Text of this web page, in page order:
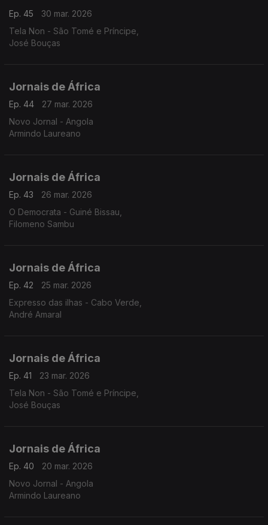
Ep. 45
30 mar. 2026
Tela Non - São Tomé e Príncipe,
José Bouças
Jornais de África
Ep. 44
27 mar. 2026
Novo Jornal - Angola
Armindo Laureano
Jornais de África
Ep. 43
26 mar. 2026
O Democrata - Guiné Bissau,
Filomeno Sambu
Jornais de África
Ep. 42
25 mar. 2026
Expresso das ilhas - Cabo Verde,
André Amaral
Jornais de África
Ep. 41
23 mar. 2026
Tela Non - São Tomé e Príncipe,
José Bouças
Jornais de África
Ep. 40
20 mar. 2026
Novo Jornal - Angola
Armindo Laureano